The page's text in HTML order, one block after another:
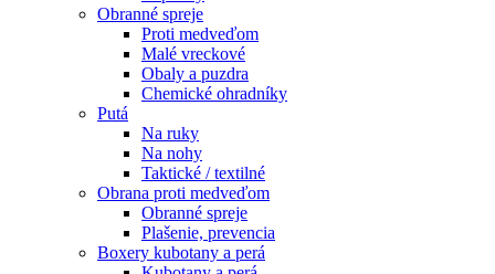
Obranné spreje
Proti medveďom
Malé vreckové
Obaly a puzdra
Chemické ohradníky
Putá
Na ruky
Na nohy
Taktické / textilné
Obrana proti medveďom
Obranné spreje
Plašenie, prevencia
Boxery kubotany a perá